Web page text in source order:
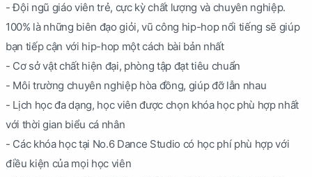
- Đội ngũ giáo viên trẻ, cực kỳ chất lượng và chuyên nghiệp.
100% là những biên đạo giỏi, vũ công hip-hop nổi tiếng sẽ giúp
bạn tiếp cận với hip-hop một cách bài bản nhất
- Cơ sở vật chất hiện đại, phòng tập đạt tiêu chuẩn
- Môi trường chuyên nghiệp hòa đồng, giúp đỡ lẫn nhau
- Lịch học đa dạng, học viên được chọn khóa học phù hợp nhất
với thời gian biểu cá nhân
- Các khóa học tại No.6 Dance Studio có học phí phù hợp với
điều kiện của mọi học viên